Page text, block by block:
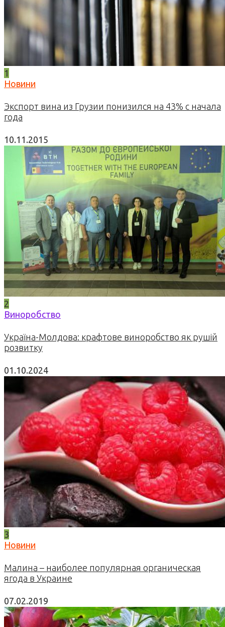
1
Новини
Экспорт вина из Грузии понизился на 43% с начала
года
10.11.2015
2
Виноробство
Україна-Молдова: крафтове виноробство як рушій
розвитку
01.10.2024
3
Новини
Малина – наиболее популярная органическая
ягода в Украине
07.02.2019